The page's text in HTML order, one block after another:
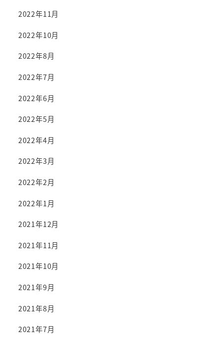
2022年11月
2022年10月
2022年8月
2022年7月
2022年6月
2022年5月
2022年4月
2022年3月
2022年2月
2022年1月
2021年12月
2021年11月
2021年10月
2021年9月
2021年8月
2021年7月